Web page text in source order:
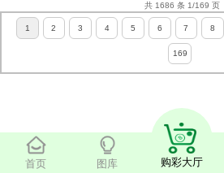
首页 图库 购彩大厅
共 1686 条 1/169 页
1 2 3 4 5 6 7 8
169